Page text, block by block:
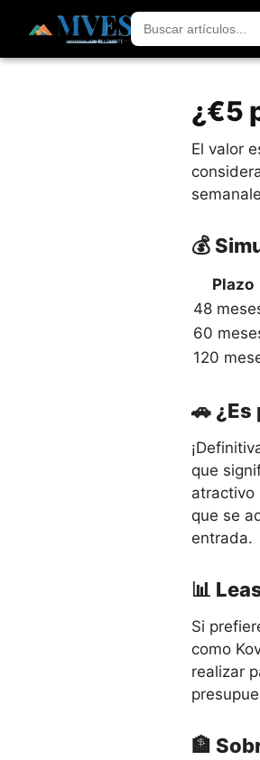
¿€5
El valor
💰
Plazo
48
60
120
🚗
que
atractivo
que se
entrada.
📊
Si
como
realizar
🏦